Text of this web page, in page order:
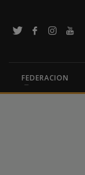
FEDERACION